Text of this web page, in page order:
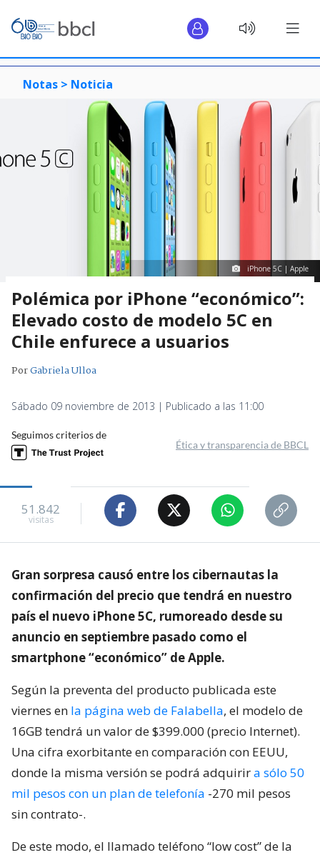
Notas > Noticia
iPhone 5C | Apple
Polémica por iPhone “económico”:
Elevado costo de modelo 5C en
Chile enfurece a usuarios
PorGabriela Ulloa
Sábado 09 noviembre de 2013 | Publicado a las 11:00
Seguimos criterios de
Ética y transparencia de BBCL
51.842
visitas
Gran sorpresa causó entre los cibernautas la
confirmación del precio que tendrá en nuestro
país el nuevo iPhone 5C, rumoreado desde su
anuncio en septiembre pasado como el
smartphone “económico” de Apple.
Según la preventa del producto publicada este
viernes en la página web de Falabella, el modelo de
16GB tendrá un valor de $399.000 (precio Internet).
Una cifra exorbitante en comparación con EEUU,
donde la misma versión se podrá adquirira sólo 50
mil pesos con un plan de telefonía -270 mil pesos
sin contrato-.
De este modo, el llamado teléfono “low cost” de la